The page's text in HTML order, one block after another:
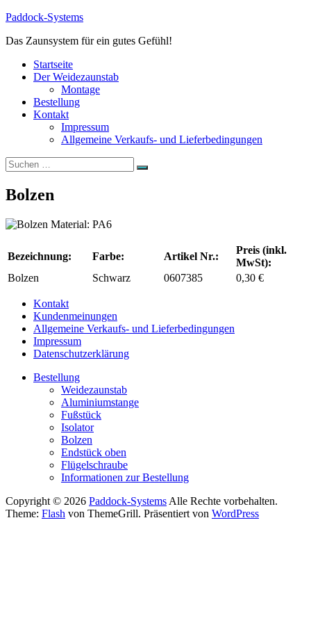
Zum
springen
Paddock-Systems
Das Zaunsystem für ein gutes Gefühl!
Startseite
Der Weidezaunstab
Montage
Bestellung
Kontakt
Impressum
Allgemeine Verkaufs- und Lieferbedingungen
Suchen
nach:
Suchen
Bolzen
Material: PA6
Bezeichnung: Farbe: Artikel Nr.:
Preis (inkl.
MwSt):
Bolzen
Schwarz 0607385 0,30 €
Kontakt
Kundenmeinungen
Allgemeine Verkaufs- und Lieferbedingungen
Impressum
Datenschutzerklärung
Bestellung
Weidezaunstab
Aluminiumstange
Fußstück
Isolator
Bolzen
Endstück oben
Flügelschraube
Informationen zur Bestellung
Copyright © 2026 Paddock-Systems Alle Rechte vorbehalten.
Theme: Flash von ThemeGrill. Präsentiert von WordPress